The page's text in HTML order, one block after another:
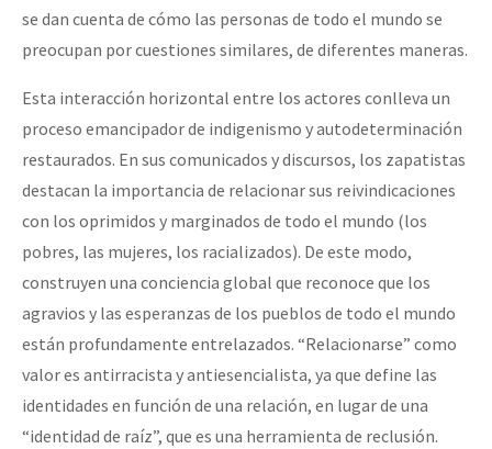
se dan cuenta de cómo las personas de todo el mundo se
preocupan por cuestiones similares, de diferentes maneras.
Esta interacción horizontal entre los actores conlleva un
proceso emancipador de indigenismo y autodeterminación
restaurados. En sus comunicados y discursos, los zapatistas
destacan la importancia de relacionar sus reivindicaciones
con los oprimidos y marginados de todo el mundo (los
pobres, las mujeres, los racializados). De este modo,
construyen una conciencia global que reconoce que los
agravios y las esperanzas de los pueblos de todo el mundo
están profundamente entrelazados. “Relacionarse” como
valor es antirracista y antiesencialista, ya que define las
identidades en función de una relación, en lugar de una
“identidad de raíz”, que es una herramienta de reclusión.